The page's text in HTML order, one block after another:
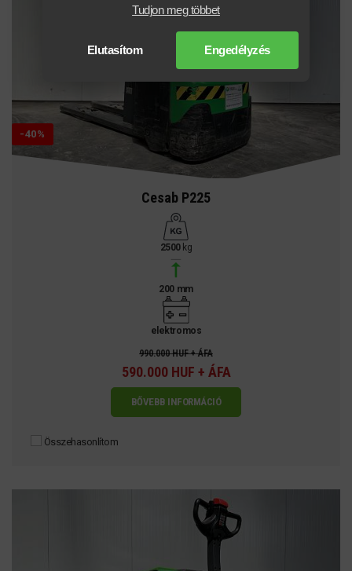
Tudjon meg többet
Elutasítom Engedélyzés
-40%
Cesab P225
2500kg
200 mm
elektromos
990.000 HUF + ÁFA
590.000 HUF + ÁFA
BŐVEBB INFORMÁCIÓ
Összehasonlítom